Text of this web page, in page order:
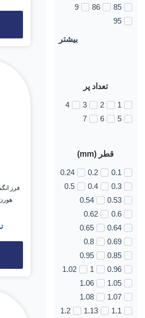
85
86
9
95
بیشتر
تعداد پر
1
2
3
4
5
6
7
قطر (mm)
0.1
0.2
0.24
0.3
0.4
0.5
0.53
0.54
0.6
0.62
0.64
0.65
0.69
0.8
0.85
0.95
0.96
1
1.02
1.05
1.06
1.07
1.08
1.1
1.13
1.2